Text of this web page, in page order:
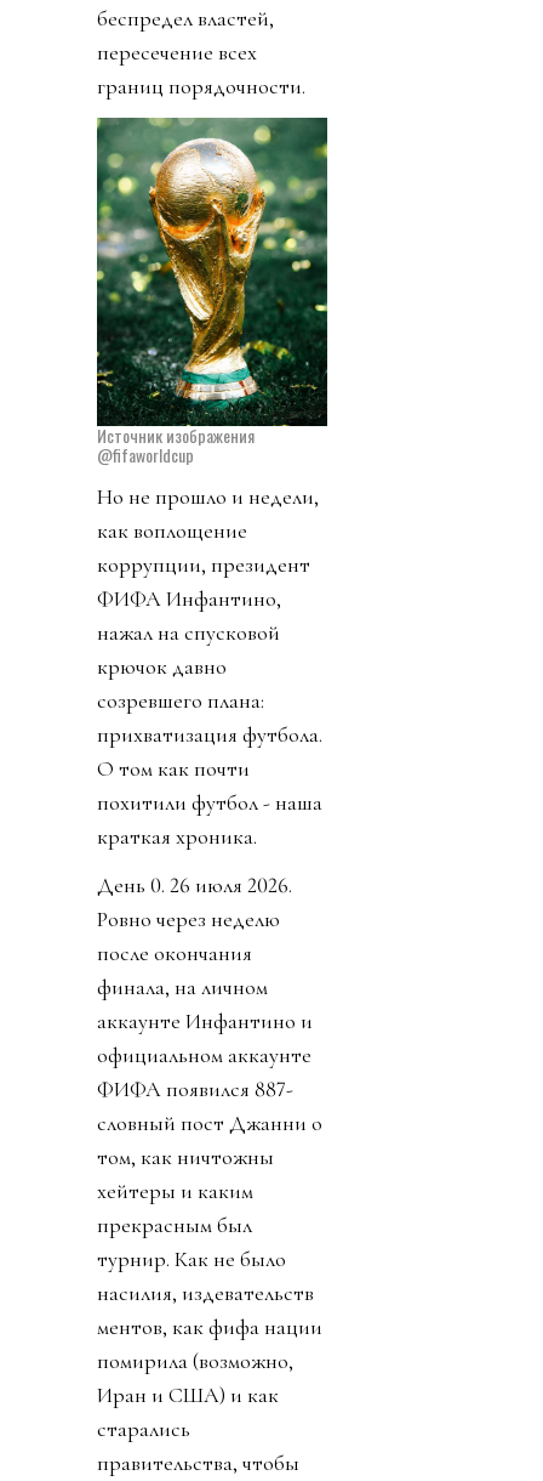
беспредел властей,
пересечение всех
границ порядочности.
Источник изображения
@fifaworldcup
Но не прошло и недели,
как воплощение
коррупции, президент
ФИФА Инфантино,
нажал на спусковой
крючок давно
созревшего плана:
прихватизация футбола.
О том как почти
похитили футбол - наша
краткая хроника.
День 0. 26 июля 2026.
Ровно через неделю
после окончания
финала, на личном
аккаунте Инфантино и
официальном аккаунте
ФИФА появился 887-
словный пост Джанни о
том, как ничтожны
хейтеры и каким
прекрасным был
турнир. Как не было
насилия, издевательств
ментов, как фифа нации
помирила (возможно,
Иран и США) и как
старались
правительства, чтобы